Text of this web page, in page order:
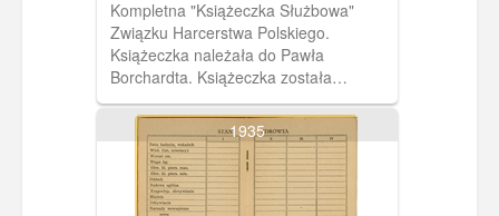
Kompletna "Książeczka Służbowa"
Związku Harcerstwa Polskiego.
Książeczka należała do Pawła
Borchardta. Książeczka została
wystawiona 19 czerwca 1937 roku
przez harcmistrza Alfa Liczmańskiego.
Na dziesiątej i jedenastej stronie tabela
do wpisów sprawności.
1935